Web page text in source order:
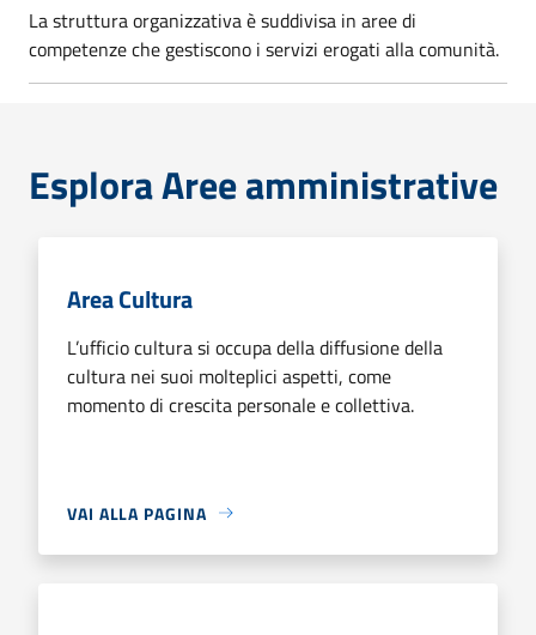
La struttura organizzativa è suddivisa in aree di
competenze che gestiscono i servizi erogati alla comunità.
Esplora Aree amministrative
Area Cultura
L’ufficio cultura si occupa della diffusione della
cultura nei suoi molteplici aspetti, come
momento di crescita personale e collettiva.
VAI ALLA PAGINA